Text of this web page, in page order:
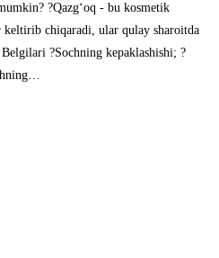
?Qazgʻoq - bu kosmetik
keltirib chiqaradi, ular qulay sharoitda
?Sochning kepaklashishi; ?